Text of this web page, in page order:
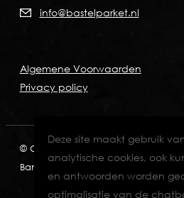
Deze site maakt gebruik
analytische cookies, ook
en antwoorden worden
optimalisatie van de
info@bastelparket.nl
Algemene Voorwaarden
Privacy policy
© Copyright 2026 KVK: 60772697
Bank: NL82INGB0006711429